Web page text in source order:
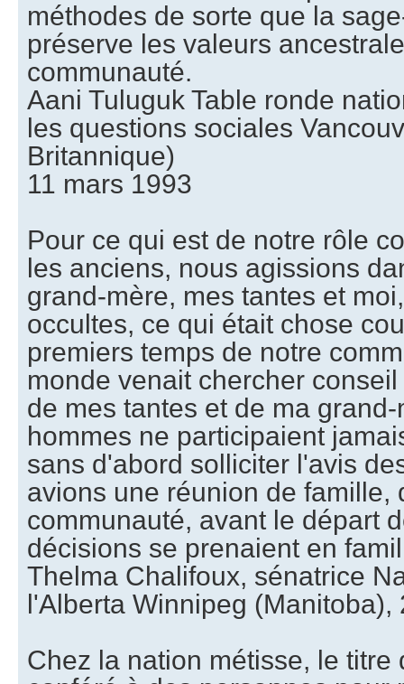
méthodes de sorte que la
préserve les valeurs
communauté.
Aani Tuluguk Table ronde
les questions sociales
Britannique)
11 mars 1993
Pour ce qui est de notre rôle
les anciens, nous agissions
grand-mère, mes tantes et
occultes, ce qui était chose
premiers temps de notre
monde venait chercher
de mes tantes et de ma
hommes ne participaient
sans d'abord solliciter l'avis
avions une réunion de famille,
communauté, avant le départ
décisions se prenaient en
Thelma Chalifoux, sénatrice
l'Alberta Winnipeg (Manitoba),
Chez la nation métisse, le titre